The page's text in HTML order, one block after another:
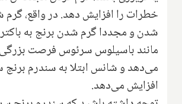
خطرات را افزایش دهد. در واقع،
شدن و مجددا گرم شدن برنج به
مانند باسیلوس سرئوس فرصت
می‌دهد و شانس ابتلا به سندرم
افزایش می‌دهد.